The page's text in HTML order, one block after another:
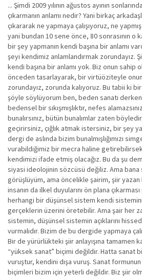
... Şimdi 2009 yılının ağustos ayının
çıkarmanın anlamı nedir? Yani birkaç
çıkararak ne yapmaya çalışıyoruz, ne
yani bundan 10 sene önce, 80 sonrasının o
bir şey yapmanın kendi başına bir anlamı
şeyi kendimiz anlamlandırmak zorundayız.
kendi başına bir anlamı yok. Biz onun sahip
önceden tasarlayarak, bir virtüöziteyle
zorundayız, zorunda kalıyoruz. Bu tabii ki bir
şöyle söylüyorum ben, beden sanatı derken,
bedensel bir sıkışmışlıktır, nefes
bunalırsınız, bütün bunalımlar zaten
geçirirsiniz, çığlık atmak istersiniz, bir şey
dergi de aslında bizim bunalmışlığımızı
vurabildiğimiz bir mecra haline
kendimizi ifade etmiş olacağız. Bu da şu
siyasi ideolojinin sözcüsü değiliz. Ama
görüşlüyüm, ama öncelikle şairim, şiir
insanın da ilkel duyularını ön plana
herhangi bir düşünsel sistem kendi
gerçeklerin üzerini öretebilir. Ama şair her
sistemin, düşünsel sistemin açıklarını
vurmalıdır. Bizim de bu dergide yapmaya
Bir de yürürlükteki şiir anlayışına tamamen
“yüksek sanat” biçimi değildir. Hatta sanat
vuruştur, kendini dışa vuruş. Sanat formunun
biçimleri bizim için yeterli değildir. Biz şiir